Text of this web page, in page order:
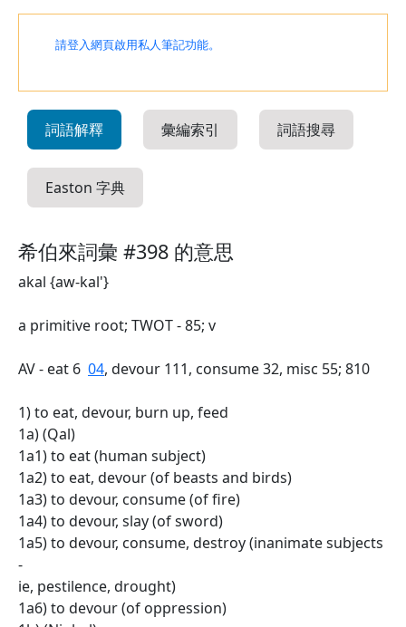
請登入網頁啟用私人筆記功能。
詞語解釋 彙編索引 詞語搜尋
Easton 字典
希伯來詞彙 #398 的意思
akal {aw-kal'}
a primitive root; TWOT - 85; v
AV - eat 6 04, devour 111, consume 32, misc 55; 810
1) to eat, devour, burn up, feed
1a) (Qal)
1a1) to eat (human subject)
1a2) to eat, devour (of beasts and birds)
1a3) to devour, consume (of fire)
1a4) to devour, slay (of sword)
1a5) to devour, consume, destroy (inanimate subjects
-
ie, pestilence, drought)
1a6) to devour (of oppression)